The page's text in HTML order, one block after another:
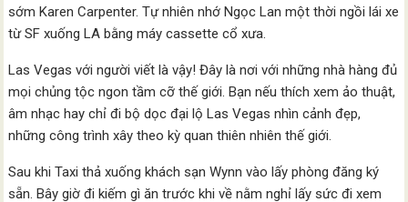
sớm Karen Carpenter. Tự nhiên nhớ Ngọc Lan một thời ngồi lái xe
từ SF xuống LA bằng máy cassette cổ xưa.
Las Vegas với người viết là vậy! Đây là nơi với những nhà hàng đủ
mọi chủng tộc ngon tầm cỡ thế giới. Bạn nếu thích xem ảo thuật,
âm nhạc hay chỉ đi bộ dọc đại lộ Las Vegas nhìn cảnh đẹp,
những công trình xây theo kỳ quan thiên nhiên thế giới.
Sau khi Taxi thả xuống khách sạn Wynn vào lấy phòng đăng ký
sẵn. Bây giờ đi kiếm gì ăn trước khi về nằm nghỉ lấy sức đi xem